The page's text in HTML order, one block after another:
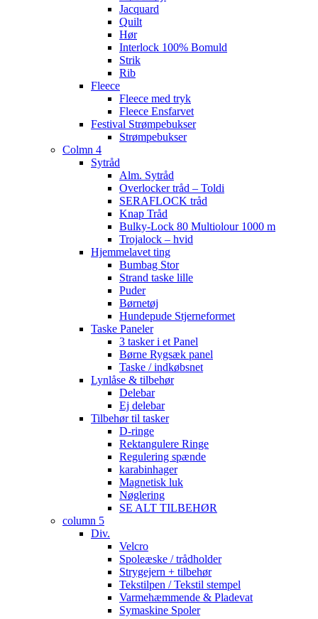
Jacquard
Quilt
Hør
Interlock 100% Bomuld
Strik
Rib
Fleece
Fleece med tryk
Fleece Ensfarvet
Festival Strømpebukser
Strømpebukser
Colmn 4
Sytråd
Alm. Sytråd
Overlocker tråd – Toldi
SERAFLOCK tråd
Knap Tråd
Bulky-Lock 80 Multiolour 1000 m
Trojalock – hvid
Hjemmelavet ting
Bumbag Stor
Strand taske lille
Puder
Børnetøj
Hundepude Stjerneformet
Taske Paneler
3 tasker i et Panel
Børne Rygsæk panel
Taske / indkøbsnet
Lynlåse & tilbehør
Delebar
Ej delebar
Tilbehør til tasker
D-ringe
Rektangulere Ringe
Regulering spænde
karabinhager
Magnetisk luk
Nøglering
SE ALT TILBEHØR
column 5
Div.
Velcro
Spoleæske / trådholder
Strygejern + tilbehør
Tekstilpen / Tekstil stempel
Varmehæmmende & Pladevat
Symaskine Spoler